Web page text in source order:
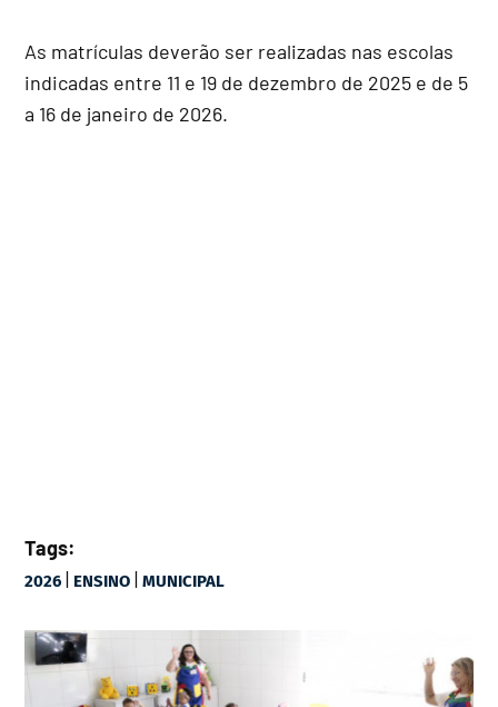
As matrículas deverão ser realizadas nas escolas
indicadas entre 11 e 19 de dezembro de 2025 e de 5
a 16 de janeiro de 2026.
Tags:
2026 | ENSINO |MUNICIPAL